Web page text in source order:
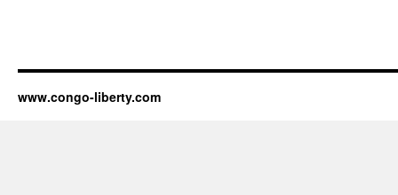
www.congo-liberty.com